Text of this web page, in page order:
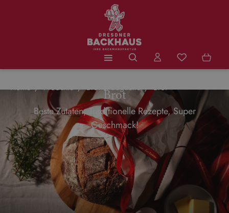
Zum Hauptinhalt springen
Home Produkte Brot & Baguette Brot
Brot
Beste Zutaten, Traditionelle Rezepte, Super
Geschmack!